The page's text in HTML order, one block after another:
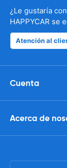
¿Le gustaría
HAPPYCAR se
Atención al
Cuenta
Acerca de